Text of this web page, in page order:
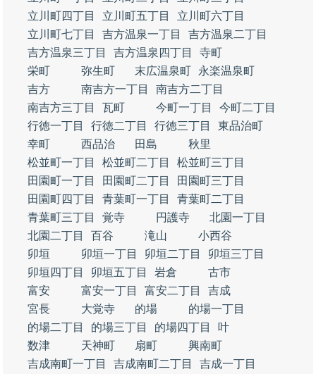
立川町四丁目
立川町五丁目
立川町六丁目
立川町七丁目
吉方温泉一丁目
吉方温泉二丁目
吉方温泉三丁目
吉方温泉四丁目
寺町
栄町
弥生町 末広温泉町
永楽温泉町
吉方
南吉方一丁目
南吉方二丁目
南吉方三丁目
瓦町 今町一丁目
今町二丁目
行徳一丁目
行徳二丁目 行徳三丁目
東品治町
幸町
西品治 田島
秋里
松並町一丁目
松並町二丁目
松並町三丁目
田園町一丁目
田園町二丁目
田園町三丁目
田園町四丁目
青葉町一丁目
青葉町二丁目
青葉町三丁目
覚寺 円護寺
北園一丁目
北園二丁目
百谷 滝山
小西谷
卯垣
卯垣一丁目 卯垣二丁目
卯垣三丁目
卯垣四丁目
卯垣五丁目 岩倉
古市
富安
富安一丁目 富安二丁目
吉成
宮長
大覚寺 的場
的場一丁目
的場二丁目
的場三丁目 的場四丁目
叶
数津
天神町 扇町
興南町
吉成南町一丁目
吉成南町二丁目
吉成一丁目